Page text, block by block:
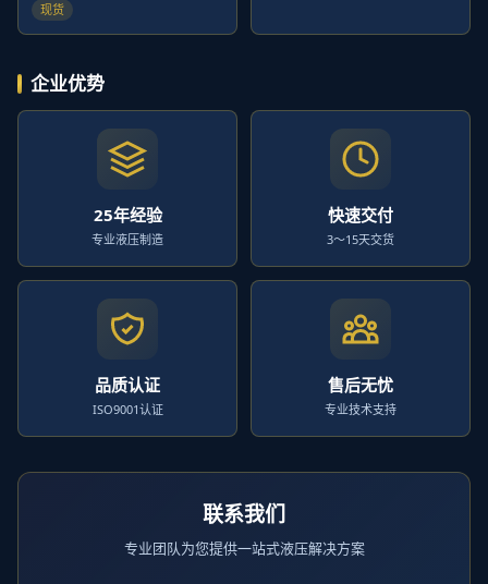
现货
企业优势
25年经验
专业液压制造
快速交付
3～15天交货
品质认证
ISO9001认证
售后无忧
专业技术支持
联系我们
专业团队为您提供一站式液压解决方案